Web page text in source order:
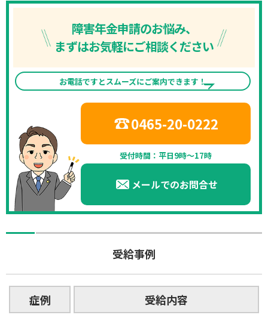
障害年金申請のお悩み、
まずはお気軽にご相談ください
お電話ですとスムーズにご案内できます！
0465-20-0222
受付時間：平日9時～17時
メールでのお問合せ
受給事例
症例 受給内容